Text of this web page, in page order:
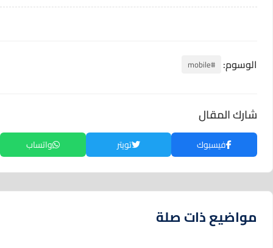
الوسوم: #mobile
شارك المقال
فيسبوك تويتر واتساب
مواضيع ذات صلة